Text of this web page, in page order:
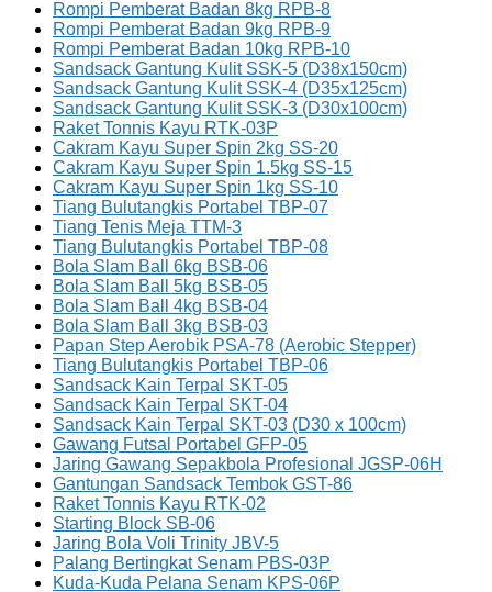
Rompi Pemberat Badan 8kg RPB-8
Rompi Pemberat Badan 9kg RPB-9
Rompi Pemberat Badan 10kg RPB-10
Sandsack Gantung Kulit SSK-5 (D38x150cm)
Sandsack Gantung Kulit SSK-4 (D35x125cm)
Sandsack Gantung Kulit SSK-3 (D30x100cm)
Raket Tonnis Kayu RTK-03P
Cakram Kayu Super Spin 2kg SS-20
Cakram Kayu Super Spin 1.5kg SS-15
Cakram Kayu Super Spin 1kg SS-10
Tiang Bulutangkis Portabel TBP-07
Tiang Tenis Meja TTM-3
Tiang Bulutangkis Portabel TBP-08
Bola Slam Ball 6kg BSB-06
Bola Slam Ball 5kg BSB-05
Bola Slam Ball 4kg BSB-04
Bola Slam Ball 3kg BSB-03
Papan Step Aerobik PSA-78 (Aerobic Stepper)
Tiang Bulutangkis Portabel TBP-06
Sandsack Kain Terpal SKT-05
Sandsack Kain Terpal SKT-04
Sandsack Kain Terpal SKT-03 (D30 x 100cm)
Gawang Futsal Portabel GFP-05
Jaring Gawang Sepakbola Profesional JGSP-06H
Gantungan Sandsack Tembok GST-86
Raket Tonnis Kayu RTK-02
Starting Block SB-06
Jaring Bola Voli Trinity JBV-5
Palang Bertingkat Senam PBS-03P
Kuda-Kuda Pelana Senam KPS-06P